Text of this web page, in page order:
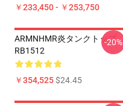
￥233,450 - ￥253,750
ARMNHMR炎タンクトップ
RB1512
￥354,525$24.45
-20%